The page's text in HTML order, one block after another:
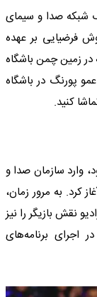
شبکه صدا و سیمای
فرضیایی بر عهده
و استایلی شبیه به یک جوان ۱۸ ساله در زمین چمن باشگاه
پورنگ در باشگاه
کنید.
که داریوش فرضیایی ۲۱ ساله بود، وارد سازمان صدا و
کرد. به مرور زمان،
نقش بازیگر را نیز
اجرای برنامه‌های